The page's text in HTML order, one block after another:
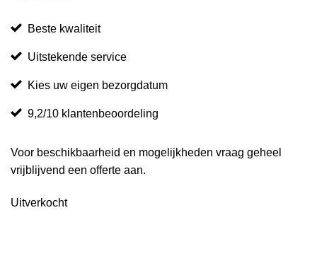
Beste kwaliteit
Uitstekende service
Kies uw eigen bezorgdatum
9,2/10 klantenbeoordeling
Voor beschikbaarheid en mogelijkheden vraag geheel
vrijblijvend een offerte aan.
Uitverkocht